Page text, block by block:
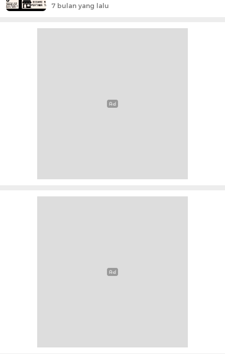
7 bulan yang lalu